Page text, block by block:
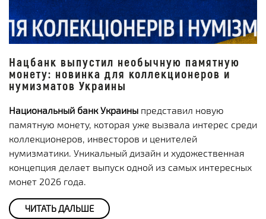
Нацбанк выпустил необычную памятную
монету: новинка для коллекционеров и
нумизматов Украины
Национальный банк Украины представил новую
памятную монету, которая уже вызвала интерес среди
коллекционеров, инвесторов и ценителей
нумизматики. Уникальный дизайн и художественная
концепция делает выпуск одной из самых интересных
монет 2026 года.
ЧИТАТЬ ДАЛЬШЕ